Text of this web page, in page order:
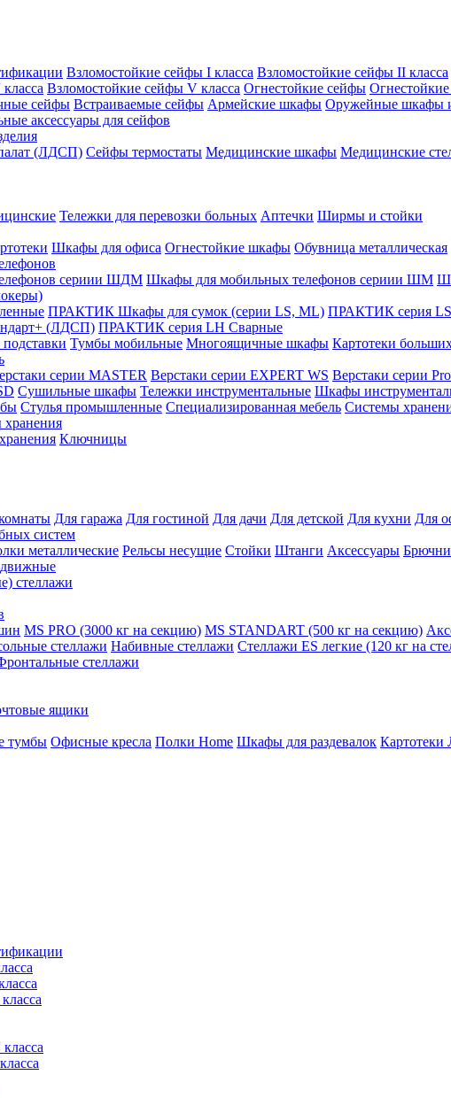
Взломостойкие сейфы I класса Взломостойкие сейфы II класса
Взломостойкие сейфы V класса Огнестойкие сейфы Огнестойкие
сейфы Встраиваемые сейфы Армейские шкафы Оружейные шкафы
аксессуары для сейфов
(ЛДСП) Сейфы термостаты Медицинские шкафы Медицинские
Тележки для перевозки больных Аптечки Ширмы и стойки
Шкафы для офиса Огнестойкие шкафы Обувница металлическая
сериии ШДМ Шкафы для мобильных телефонов сериии ШМ
ПРАКТИК Шкафы для сумок (серии LS, ML) ПРАКТИК cерия LS
(ЛДСП) ПРАКТИК серия LH Сварные
Тумбы мобильные Многоящичные шкафы Картотеки
серии MASTER Верстаки серии EXPERT WS Верстаки серии
Cушильные шкафы Тележки инструментальные Шкафы
Стулья промышленные Cпециализированная мебель Системы
хранения
Ключницы
Для гаража Для гостиной Для дачи Для детской Для кухни Для
систем
металлические Рельсы несущие Стойки Штанги Аксессуары
стеллажи
MS PRO (3000 кг на секцию) MS STANDART (500 кг на секцию)
стеллажи Набивные стеллажи Стеллажи ES легкие (120 кг на
стеллажи
ящики
тумбы Офисные кресла Полки Home Шкафы для раздевалок